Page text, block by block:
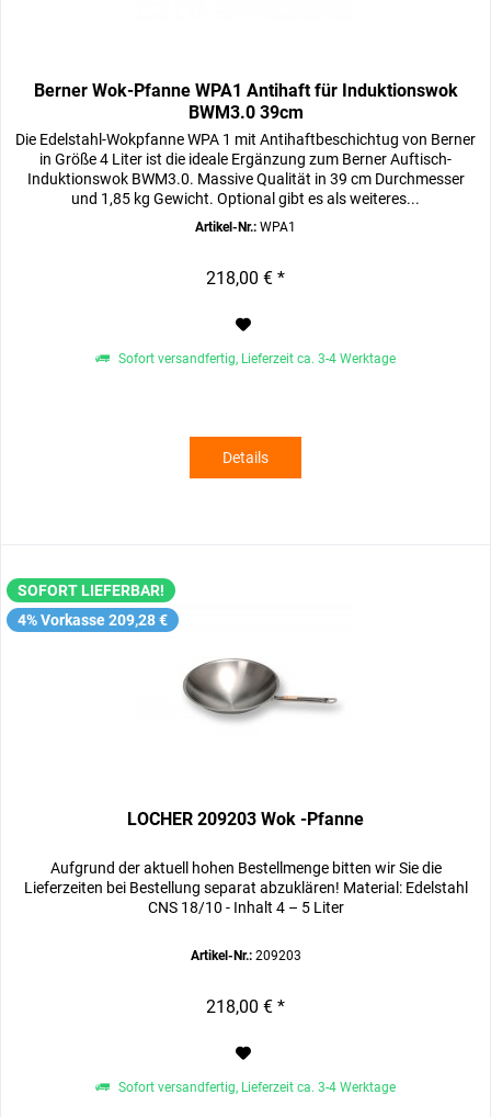
Berner Wok-Pfanne WPA1 Antihaft für Induktionswok
BWM3.0 39cm
Die Edelstahl-Wokpfanne WPA 1 mit Antihaftbeschichtug von Berner
in Größe 4 Liter ist die ideale Ergänzung zum Berner Auftisch-
Induktionswok BWM3.0. Massive Qualität in 39 cm Durchmesser
und 1,85 kg Gewicht. Optional gibt es als weiteres...
Artikel-Nr.: WPA1
218,00 € *
Sofort versandfertig, Lieferzeit ca. 3-4 Werktage
Details
SOFORT LIEFERBAR!
4% Vorkasse 209,28 €
LOCHER 209203 Wok -Pfanne
Aufgrund der aktuell hohen Bestellmenge bitten wir Sie die
Lieferzeiten bei Bestellung separat abzuklären! Material: Edelstahl
CNS 18/10 - Inhalt 4 – 5 Liter
Artikel-Nr.:209203
218,00 € *
Sofort versandfertig, Lieferzeit ca. 3-4 Werktage